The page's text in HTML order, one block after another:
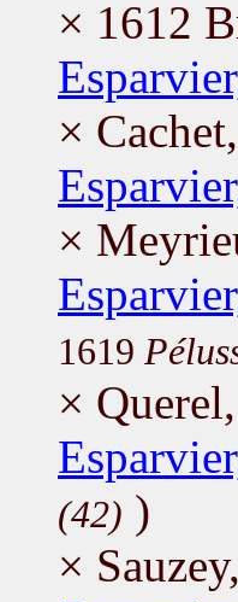
× 1612
×
×
1619
×
(42) )
×